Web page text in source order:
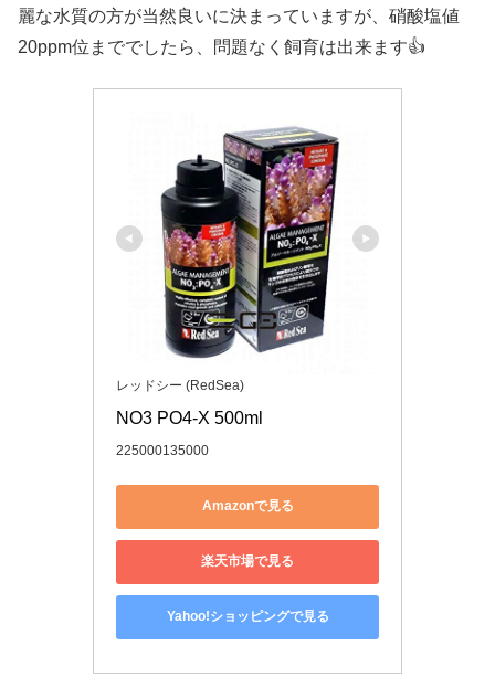
麗な水質の方が当然良いに決まっていますが、硝酸塩値
20ppm位まででしたら、問題なく飼育は出来ます👍
レッドシー (RedSea)
NO3 PO4-X 500ml
225000135000
Amazonで見る
楽天市場で見る
Yahoo!ショッピングで見る